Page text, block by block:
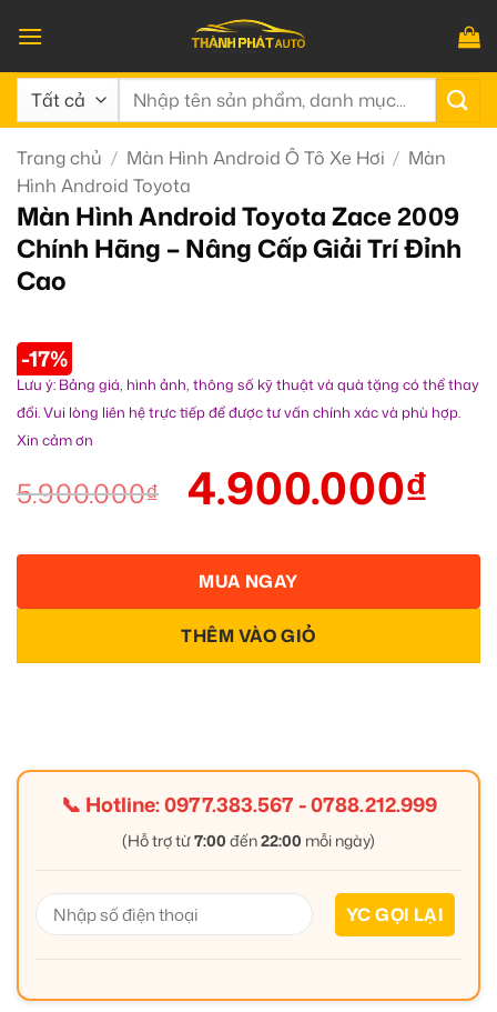
qua
nội
dung
Tìm
Trang chủ / Màn Hình Android Ô Tô Xe Hơi / Màn
Hình Android Toyota
Màn Hình Android Toyota Zace 2009
Chính Hãng – Nâng Cấp Giải Trí Đỉnh
Cao
-17%
Lưu ý: Bảng giá, hình ảnh, thông số kỹ thuật và quà tặng có thể thay
đổi. Vui lòng liên hệ trực tiếp để được tư vấn chính xác và phù hợp.
Xin cảm ơn
5.900.000₫ 4.900.000₫
THÊM VÀO GIỎ
MUA NGAY
📞 Hotline:0977.383.567-0788.212.999
(Hỗ trợ từ7:00 đến22:00 mỗi ngày)